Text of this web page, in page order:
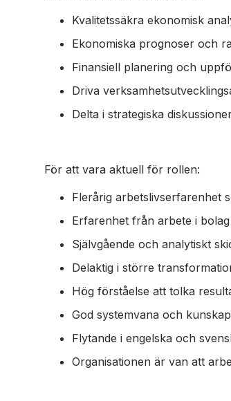
Kvalitetssäkra ekonomisk
Ekonomiska prognoser och
Finansiell planering och
Driva
Delta i strategiska
För att vara aktuell för rollen:
Flerårig arbetslivserfarenhet
Erfarenhet från arbete i
Självgående och analytiskt
Delaktig i större
Hög förståelse att tolka
God systemvana och
Flytande i engelska och
Organisationen är van att